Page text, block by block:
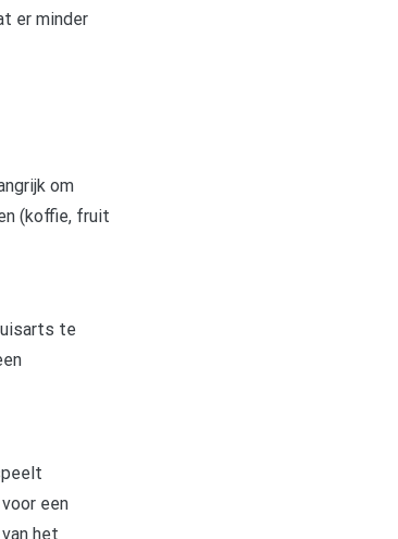
er minder
om
(koffie, fruit
te
een
het